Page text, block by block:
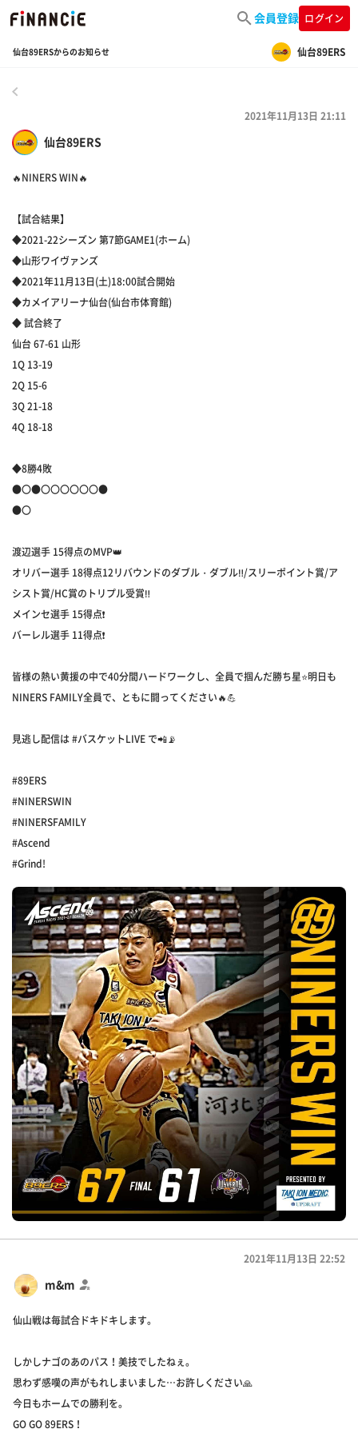
会員登録 ログイン
仙台89ERSからのお知らせ 仙台89ERS
仙台89ERS
2021年11月13日 21:11
🔥NINERS WIN🔥
【試合結果】
◆2021-22シーズン 第7節GAME1(ホーム)
◆山形ワイヴァンズ
◆2021年11月13日(土)18:00試合開始
◆カメイアリーナ仙台(仙台市体育館)
◆ 試合終了
仙台 67-61 山形
1Q 13-19
2Q 15-6
3Q 21-18
4Q 18-18
◆8勝4敗
●〇●〇〇〇〇〇〇●
●〇
渡辺選手 15得点のMVP👑
オリバー選手 18得点12リバウンドのダブル・ダブル‼️/スリーポイント賞/ア
シスト賞/HC賞のトリプル受賞‼️
メインセ選手 15得点❗️
バーレル選手 11得点❗️
皆様の熱い黄援の中で40分間ハードワークし、全員で掴んだ勝ち星⭐️明日も
NINERS FAMILY全員で、ともに闘ってください🔥💪
見逃し配信は #バスケットLIVE で📲📡
#89ERS
#NINERSWIN
#NINERSFAMILY
#Ascend
#Grind!
m&m
2021年11月13日 22:52
仙山戦は毎試合ドキドキします。
しかしナゴのあのパス！美技でしたねぇ。
思わず感嘆の声がもれしまいました…お許しください🙏
今日もホームでの勝利を。
GO GO 89ERS！